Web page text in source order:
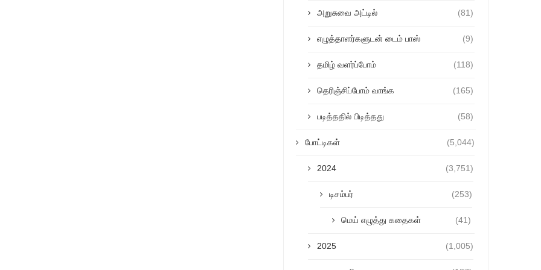
அறுசுவை அட்டில் (81)
எழுத்தாளர்களுடன் டைம் பாஸ் (9)
தமிழ் வளர்ப்போம் (118)
தெரிஞ்சிப்போம் வாங்க (165)
படித்ததில் பிடித்தது (58)
போட்டிகள் (5,044)
2024 (3,751)
டிசம்பர் (253)
மெய் எழுத்து கதைகள் (41)
2025 (1,005)